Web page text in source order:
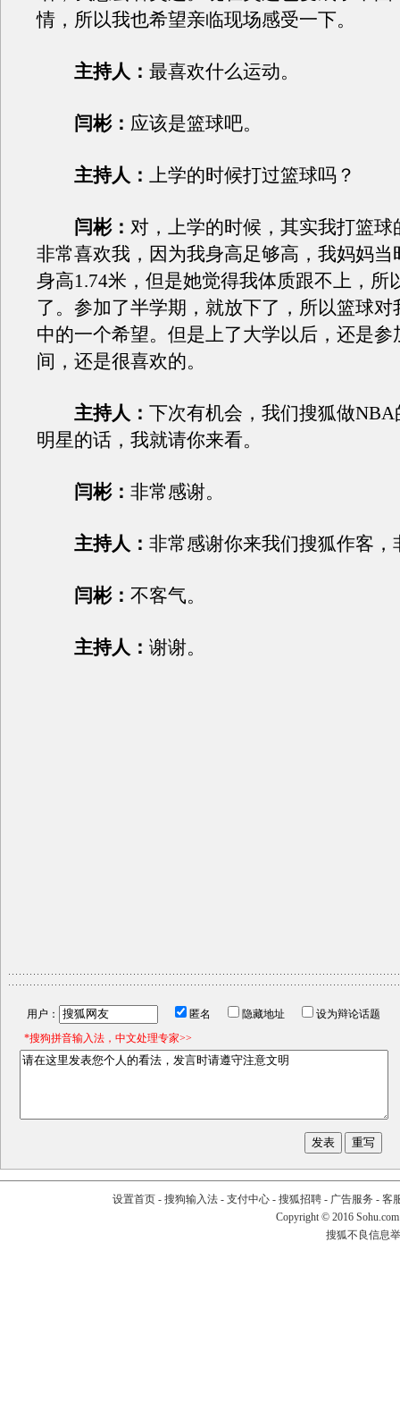
情，所以我也希望亲临现场感受一下。
主持人： 最喜欢什么运动。
闫彬： 应该是篮球吧。
主持人： 上学的时候打过篮球吗？
闫彬： 对，上学的时候，其实我打篮球
非常喜欢我，因为我身高足够高，我妈妈当
身高1.74米，但是她觉得我体质跟不上，所
了。参加了半学期，就放下了，所以篮球对
中的一个希望。但是上了大学以后，还是参
间，还是很喜欢的。
主持人： 下次有机会，我们搜狐做
明星的话，我就请你来看。
闫彬： 非常感谢。
主持人： 非常感谢你来我们搜狐作客，
闫彬： 不客气。
主持人： 谢谢。
用户： 匿名 隐藏地址
设为辩论话题
*搜狗拼音输入法，中文处理专家>>
设置首页- 搜狗输入法- 支付中心- 搜狐招聘- 广告服务 - 客
Copyright © 2016
搜狐不良信息